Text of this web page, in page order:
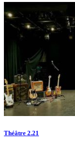
Théâtre 2.21